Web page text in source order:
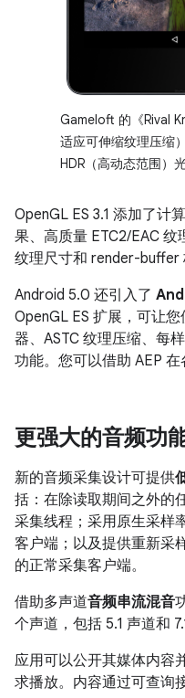
Gameloft 的《Rival
适应可伸缩纹理压缩
HDR（高动态范围）
OpenGL ES 3.1 添加了计
果、高质量 ETC2/EAC
纹理尺寸和 render-buffer
Android 5.0 还引入了
OpenGL ES 扩展，可让
器、ASTC 纹理压缩、每
功能。您可以借助 AEP 在
更强大的音频功
新的音频采集设计可提供
括：在除读取期间之外的
采集线程；采用原生采样
客户端；以及提供重新采
的正常采集客户端。
借助多声道音频串流混音
个声道，包括 5.1 声道和
应用可以公开其媒体内容
求播放。内容通过可查询